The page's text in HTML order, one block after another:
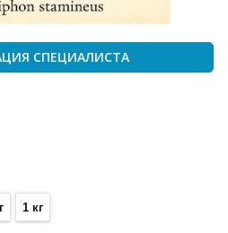
СПЕЦИАЛИСТА
1 кг